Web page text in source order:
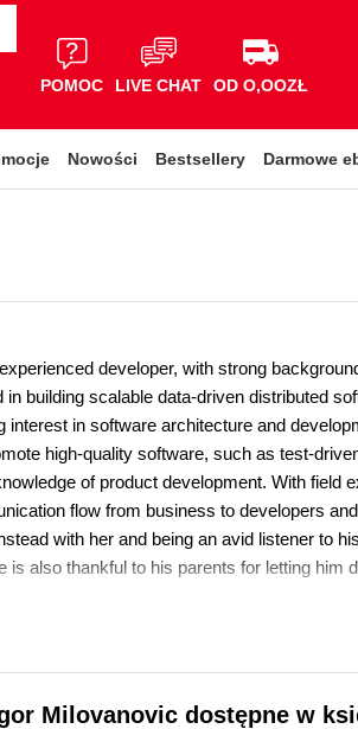
POMOC LIVE CHAT OD O,OOZŁ
Nowości Bestsellery Darmowe
developer, with strong
in building scalable data-driven distributed
interest in software architecture and
high-quality software, such as test-
of product development. With field
flow from business to developers
with her and being an avid listener to
is also thankful to his parents for letting
Milovanovic dostępne w